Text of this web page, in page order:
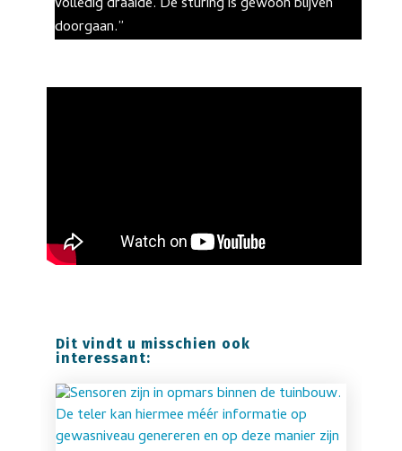
doorgaan.”
Dit vindt u misschien ook
interessant: